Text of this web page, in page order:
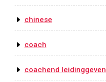
chinese
coach
coachend leidinggeven